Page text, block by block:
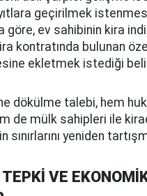
geçirilmek
göre, ev sahibinin kira
kontratında bulunan özel
ekletmek istediği
dökülme talebi, hem
de mülk sahipleri ile
sınırlarını yeniden
VE